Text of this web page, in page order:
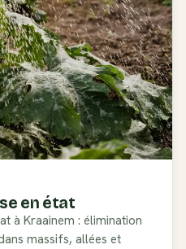
en état
à Kraainem : élimination
massifs, allées et